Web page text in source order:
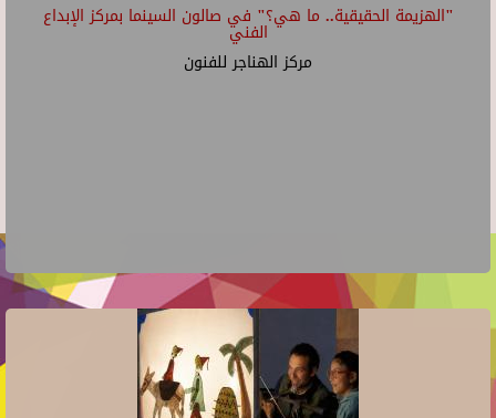
"الهزيمة الحقيقية.. ما هي؟" في صالون السينما بمركز الإبداع
الفني
مركز الهناجر للفنون